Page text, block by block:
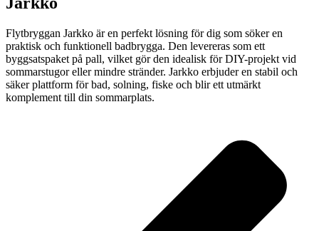
Flytbryggan Jarkko är en perfekt lösning för dig som söker en
praktisk och funktionell badbrygga. Den levereras som ett
byggsatspaket på pall, vilket gör den idealisk för DIY-projekt vid
sommarstugor eller mindre stränder. Jarkko erbjuder en stabil och
säker plattform för bad, solning, fiske och blir ett utmärkt
komplement till din sommarplats.